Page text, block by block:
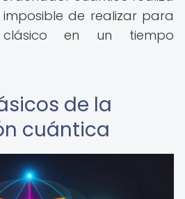
de realizar para
en un tiempo
de la
cuántica